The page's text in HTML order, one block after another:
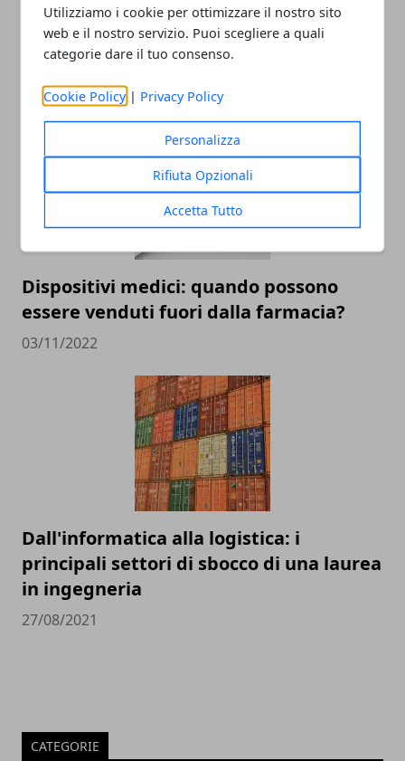
Utilizziamo i cookie per ottimizzare il nostro sito
web e il nostro servizio. Puoi scegliere a quali
categorie dare il tuo consenso.
Cookie Policy | Privacy Policy
Personalizza
Rifiuta Opzionali
Accetta Tutto
Crescere nel mondo del lavoro:
strategie per il successo personale
21/11/2025
Dispositivi medici: quando possono
essere venduti fuori dalla farmacia?
03/11/2022
Dall'informatica alla logistica: i
principali settori di sbocco di una laurea
in ingegneria
27/08/2021
CATEGORIE